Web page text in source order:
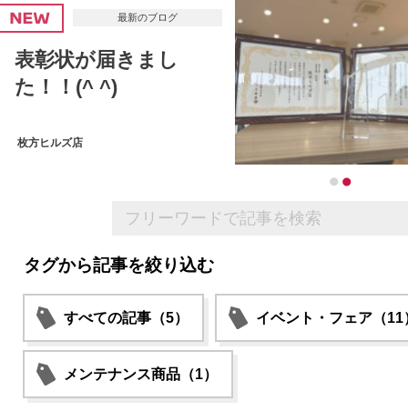
最新のブログ
🌸✨新しい仲間がやっ
てきました✨🌸
タグから記事を絞り込む
すべての記事（5） イベント・フェア（11
メンテナンス商品（1）